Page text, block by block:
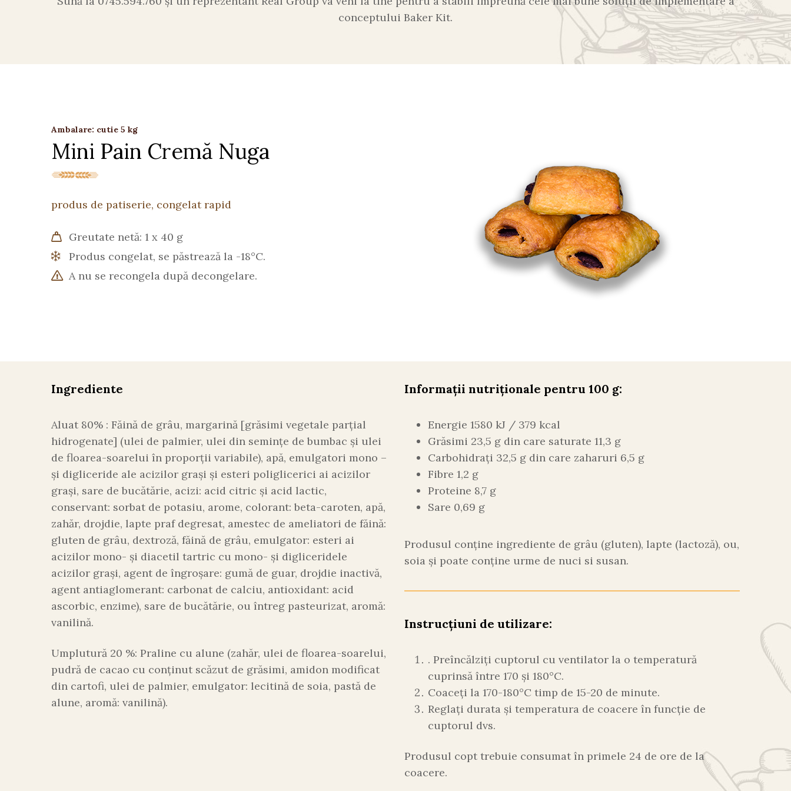
conceptului Baker Kit.
Ambalare: cutie 5 kg
Mini Pain Cremă Nuga
produs de patiserie, congelat rapid
Greutate netă: 1 x 40 g
Produs congelat, se păstrează la -18°C.
A nu se recongela după decongelare.
Ingrediente
Aluat 80% : Făină de grâu, margarină [grăsimi vegetale parţial
hidrogenate] (ulei de palmier, ulei din seminţe de bumbac și ulei
de floarea-soarelui în proporţii variabile), apă, emulgatori mono –
și digliceride ale acizilor grași și esteri poliglicerici ai acizilor
grași, sare de bucătărie, acizi: acid citric și acid lactic,
conservant: sorbat de potasiu, arome, colorant: beta-caroten, apă,
zahăr, drojdie, lapte praf degresat, amestec de ameliatori de făină:
gluten de grâu, dextroză, făină de grâu, emulgator: esteri ai
acizilor mono- și diacetil tartric cu mono- și digliceridele
acizilor grași, agent de îngroșare: gumă de guar, drojdie inactivă,
agent antiaglomerant: carbonat de calciu, antioxidant: acid
ascorbic, enzime), sare de bucătărie, ou întreg pasteurizat, aromă:
vanilină.
Umplutură 20 %: Praline cu alune (zahăr, ulei de floarea-soarelui,
pudră de cacao cu conținut scăzut de grăsimi, amidon modificat
din cartofi, ulei de palmier, emulgator: lecitină de soia, pastă de
alune, aromă: vanilină).
Informații nutriționale pentru 100 g:
Energie 1580 kJ / 379 kcal
Grăsimi 23,5 g din care saturate 11,3 g
Carbohidrați 32,5 g din care zaharuri 6,5 g
Fibre 1,2 g
Proteine 8,7 g
Sare 0,69 g
Produsul conține ingrediente de grâu (gluten), lapte (lactoză), ou,
soia și poate conține urme de nuci si susan.
Instrucțiuni de utilizare:
. Preîncălziți cuptorul cu ventilator la o temperatură
cuprinsă între 170 și 180°C.
Coaceți la 170-180°C timp de 15-20 de minute.
Reglați durata și temperatura de coacere în funcție de
cuptorul dvs.
Produsul copt trebuie consumat în primele 24 de ore de la
coacere.